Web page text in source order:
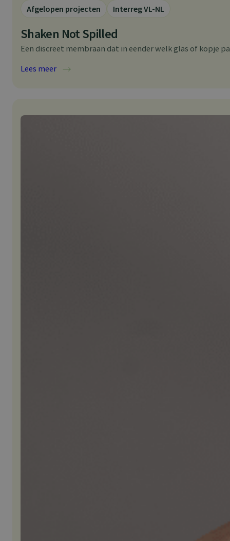
Afgelopen projecten Interreg VL-NL
Shaken Not Spilled
Een discreet membraan dat in eender welk glas of kopje
Lees meer: